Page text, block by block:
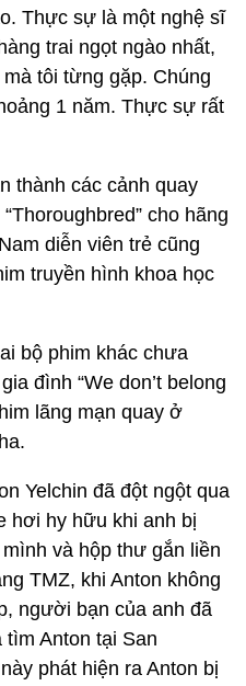
Thực sự là một nghệ sĩ
trai ngọt ngào nhất,
tôi từng gặp. Chúng
1 năm. Thực sự rất
thành các cảnh quay
cho hãng
diễn viên trẻ cũng
truyền hình khoa học
bộ phim khác chưa
đình “We don’t belong
lãng mạn quay ở
Yelchin đã đột ngột qua
hơi hy hữu khi anh bị
và hộp thư gắn liền
TMZ, khi Anton không
người bạn của anh đã
Anton tại San
phát hiện ra Anton bị